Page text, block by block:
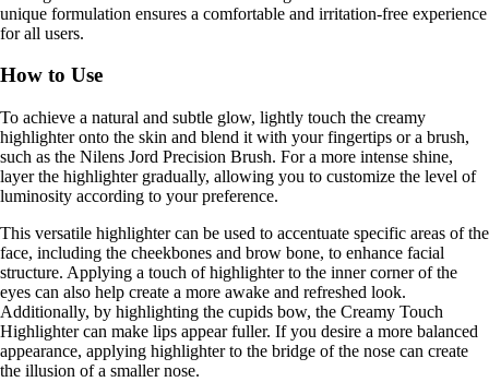
unique formulation ensures a comfortable and irritation-free experience
for all users.
How to Use
To achieve a natural and subtle glow, lightly touch the creamy
highlighter onto the skin and blend it with your fingertips or a brush,
such as the Nilens Jord Precision Brush. For a more intense shine,
layer the highlighter gradually, allowing you to customize the level of
luminosity according to your preference.
This versatile highlighter can be used to accentuate specific areas of the
face, including the cheekbones and brow bone, to enhance facial
structure. Applying a touch of highlighter to the inner corner of the
eyes can also help create a more awake and refreshed look.
Additionally, by highlighting the cupids bow, the Creamy Touch
Highlighter can make lips appear fuller. If you desire a more balanced
appearance, applying highlighter to the bridge of the nose can create
the illusion of a smaller nose.